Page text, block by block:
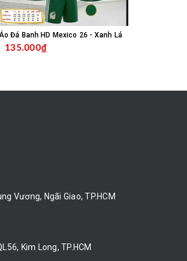
Đá Banh HD Mexico 26 - Xanh Lá
135.000₫
Vương, Ngãi Giao, TP.HCM
Kim Long, TP.HCM